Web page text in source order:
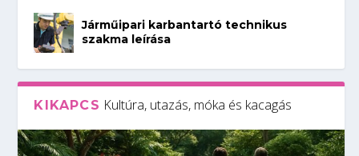
Járműipari karbantartó technikus
szakma leírása
KIKAPCS Kultúra, utazás, móka és kacagás